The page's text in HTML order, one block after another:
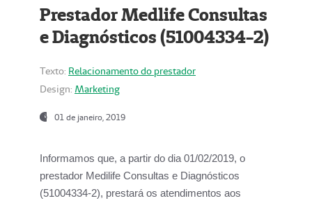
Prestador Medlife Consultas
e Diagnósticos (51004334-2)
Texto: Relacionamento do prestador
Design: Marketing
01 de janeiro, 2019
Informamos que, a partir do dia 01/02/2019, o
prestador Medilife Consultas e Diagnósticos
(51004334-2), prestará os atendimentos aos